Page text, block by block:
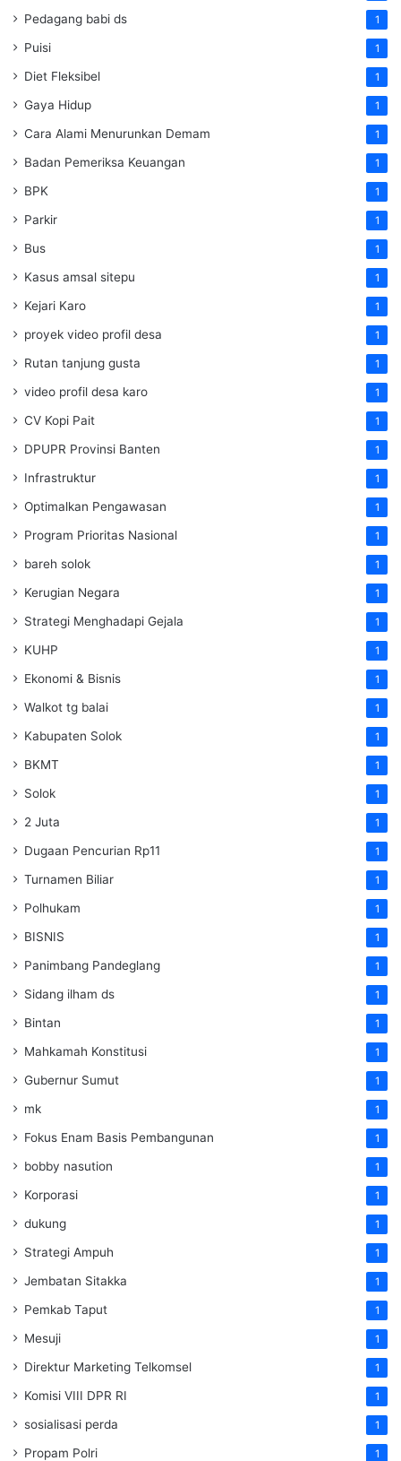
Pedagang babi ds 1
Puisi 1
Diet Fleksibel 1
Gaya Hidup 1
Cara Alami Menurunkan Demam 1
Badan Pemeriksa Keuangan 1
BPK 1
Parkir 1
Bus 1
Kasus amsal sitepu 1
Kejari Karo 1
proyek video profil desa 1
Rutan tanjung gusta 1
video profil desa karo 1
CV Kopi Pait 1
DPUPR Provinsi Banten 1
Infrastruktur 1
Optimalkan Pengawasan 1
Program Prioritas Nasional 1
bareh solok 1
Kerugian Negara 1
Strategi Menghadapi Gejala 1
KUHP 1
Ekonomi & Bisnis 1
Walkot tg balai 1
Kabupaten Solok 1
BKMT 1
Solok 1
2 Juta 1
Dugaan Pencurian Rp11 1
Turnamen Biliar 1
Polhukam 1
BISNIS 1
Panimbang Pandeglang 1
Sidang ilham ds 1
Bintan 1
Mahkamah Konstitusi 1
Gubernur Sumut 1
mk 1
Fokus Enam Basis Pembangunan 1
bobby nasution 1
Korporasi 1
dukung 1
Strategi Ampuh 1
Jembatan Sitakka 1
Pemkab Taput 1
Mesuji 1
Direktur Marketing Telkomsel 1
Komisi VIII DPR RI 1
sosialisasi perda 1
Propam Polri 1